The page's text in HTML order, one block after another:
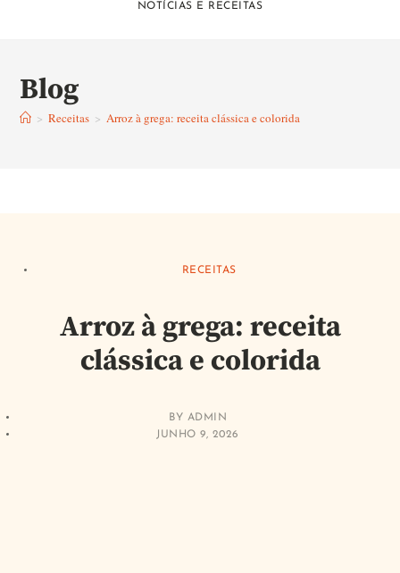
NOTÍCIAS E RECEITAS
Blog
> Receitas > Arroz à grega: receita clássica e colorida
RECEITAS
Arroz à grega: receita
clássica e colorida
BY ADMIN
JUNHO 9, 2026